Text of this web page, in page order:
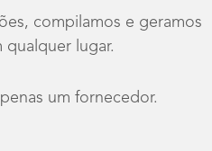
compilamos e geramos
qualquer lugar.
um fornecedor.